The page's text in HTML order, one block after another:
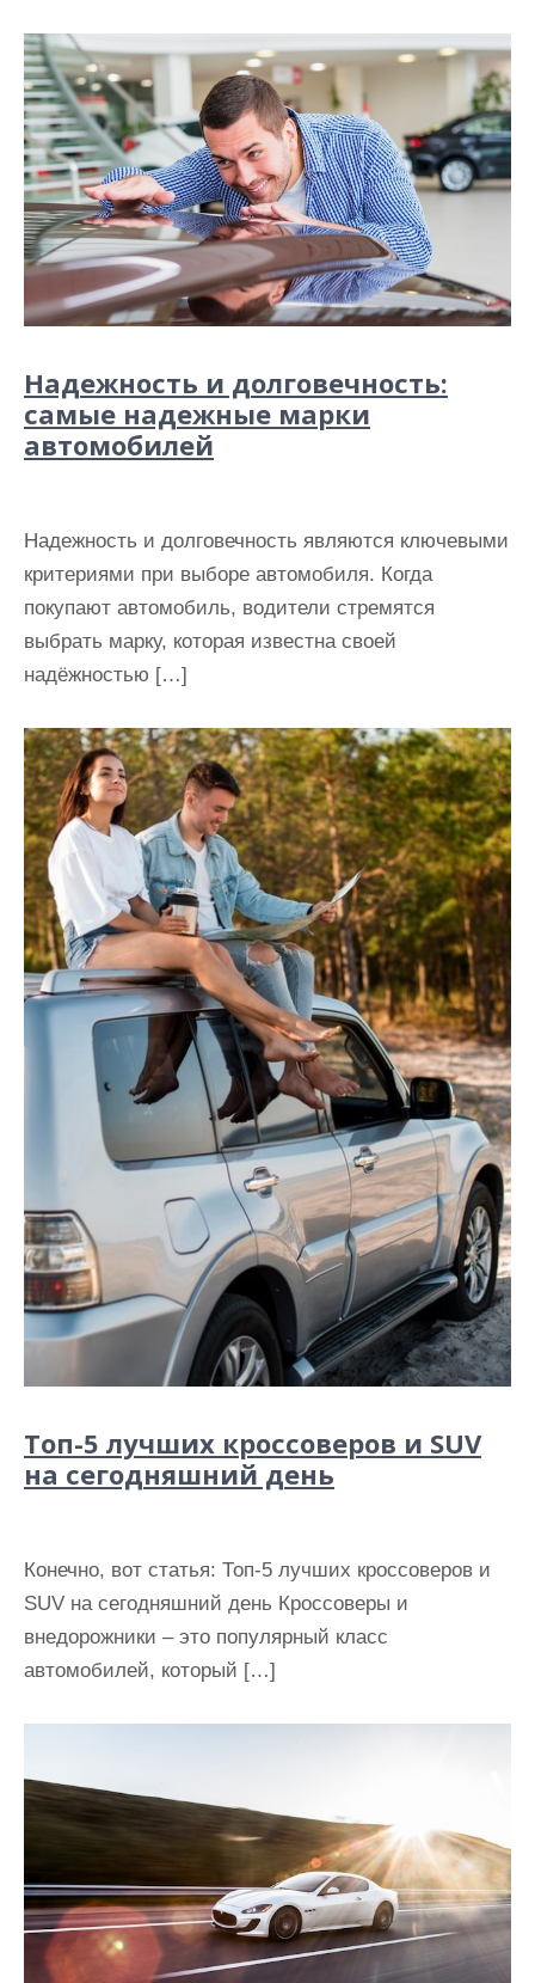
Надежность и долговечность:
самые надежные марки
автомобилей
Надежность и долговечность являются ключевыми
критериями при выборе автомобиля. Когда
покупают автомобиль, водители стремятся
выбрать марку, которая известна своей
надёжностью […]
Топ-5 лучших кроссоверов и SUV
на сегодняшний день
Конечно, вот статья: Топ-5 лучших кроссоверов и
SUV на сегодняшний день Кроссоверы и
внедорожники – это популярный класс
автомобилей, который […]